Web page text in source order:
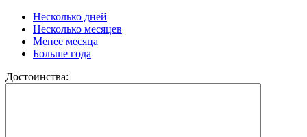
Несколько дней
Несколько месяцев
Менее месяца
Больше года
Достоинства: